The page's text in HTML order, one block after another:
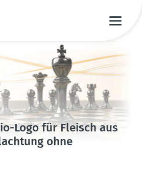
Logo für Fleisch aus
ohne